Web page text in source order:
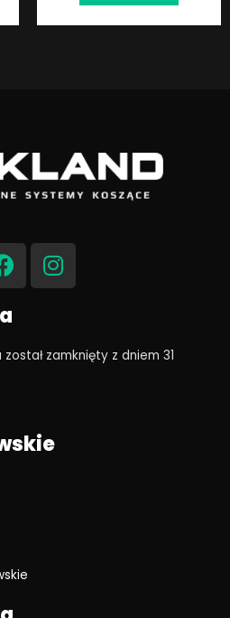
F
a
c
e
b
o
o
I
n
s
g
r
zamknięty z dniem 31